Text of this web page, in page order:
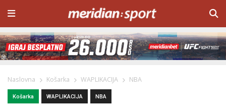
Naslovna Košarka WAPLIKACIJA NBA
Košarka WAPLIKACIJA NBA